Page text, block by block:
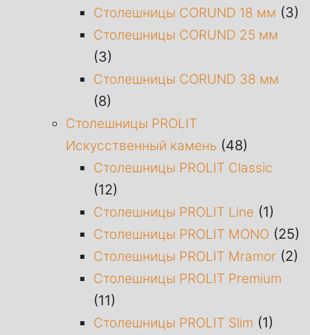
Столешницы CORUND 18 мм (3)
Столешницы CORUND 25 мм
(3)
Столешницы CORUND 38 мм
(8)
Столешницы PROLIT
Искусственный камень (48)
Столешницы PROLIT Classic
(12)
Столешницы PROLIT Line (1)
Столешницы PROLIT MONO (25)
Столешницы PROLIT Mramor (2)
Столешницы PROLIT Premium
(11)
Столешницы PROLIT Slim (1)